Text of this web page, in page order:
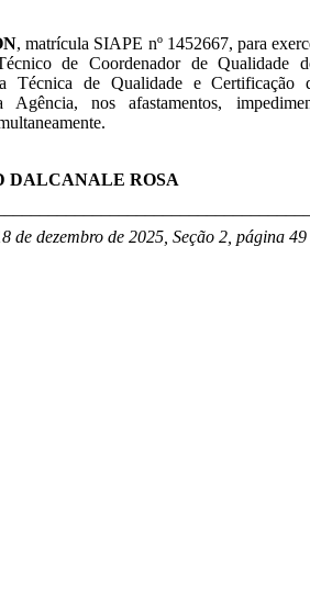
, matrícula SIAPE nº 1452667, para
de Coordenador de Qualidade
de Qualidade e Certificação
nos afastamentos,
DALCANALE ROSA
dezembro de 2025, Seção 2, página 49